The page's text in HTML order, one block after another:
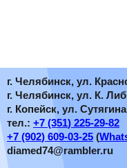
г. Челябинск, ул.
г. Челябинск, ул. К.
г. Копейск, ул.
тел.: +7 (351) 225-29-82
+7 (902) 609-03-25 (
diamed74@rambler.ru